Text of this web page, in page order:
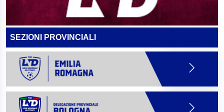
SEZIONI PROVINCIALI